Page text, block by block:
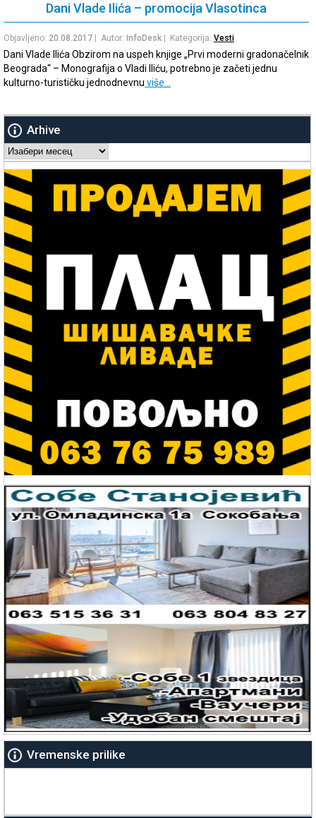
Dani Vlade Ilića – promocija Vlasotinca
Objavljeno: 20.08.2017 | Autor: InfoDesk | Kategorija: Vesti
Dani Vlade Ilića Obzirom na uspeh knjige „Prvi moderni gradonačelnik
Beograda“ – Monografija o Vladi Iliću, potrebno je začeti jednu
kulturno-turističku jednodnevnu više…
Arhive
Arhive
Vremenske prilike